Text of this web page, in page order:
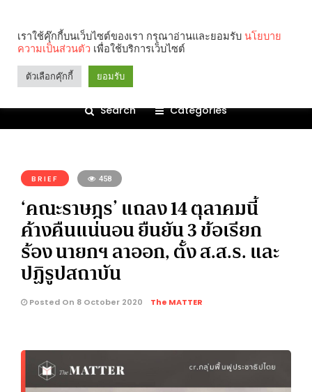
Search Categories
BRIEF 458
‘คณะราษฎร’ แถลง 14 ตุลาคมนี้
ค้างคืนแน่นอน ยืนยัน 3 ข้อเรียก
ร้อง นายกฯ ลาออก, ตั้ง ส.ส.ร. และ
ปฏิรูปสถาบัน
Posted On 8 October 2020 The MATTER
เราใช้คุ๊กกี้บนเว็บไซต์ของเรา กรุณาอ่านและยอมรับ นโยบาย
ความเป็นส่วนตัว เพื่อใช้บริการเว็บไซต์
ตัวเลือกคุ๊กกี้ ยอมรับ